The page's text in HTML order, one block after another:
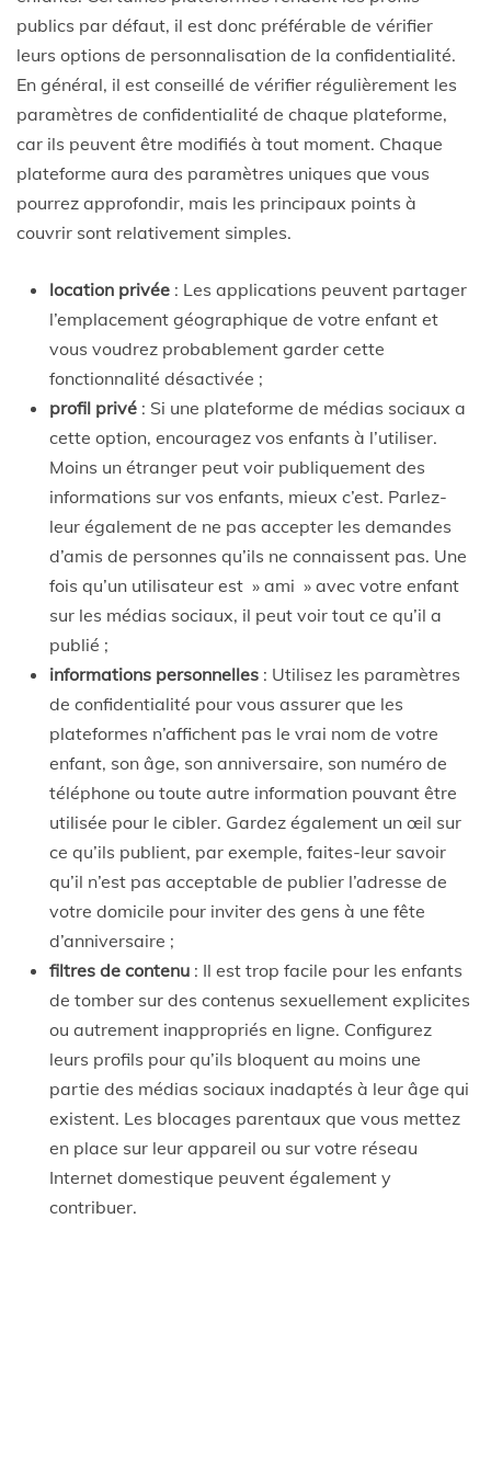
publics par défaut, il est donc préférable de vérifier
leurs options de personnalisation de la confidentialité.
En général, il est conseillé de vérifier régulièrement les
paramètres de confidentialité de chaque plateforme,
car ils peuvent être modifiés à tout moment. Chaque
plateforme aura des paramètres uniques que vous
pourrez approfondir, mais les principaux points à
couvrir sont relativement simples.
location privée : Les applications peuvent partager
l’emplacement géographique de votre enfant et
vous voudrez probablement garder cette
fonctionnalité désactivée ;
profil privé : Si une plateforme de médias sociaux a
cette option, encouragez vos enfants à l’utiliser.
Moins un étranger peut voir publiquement des
informations sur vos enfants, mieux c’est. Parlez-
leur également de ne pas accepter les demandes
d’amis de personnes qu’ils ne connaissent pas. Une
fois qu’un utilisateur est » ami » avec votre enfant
sur les médias sociaux, il peut voir tout ce qu’il a
publié ;
informations personnelles : Utilisez les paramètres
de confidentialité pour vous assurer que les
plateformes n’affichent pas le vrai nom de votre
enfant, son âge, son anniversaire, son numéro de
téléphone ou toute autre information pouvant être
utilisée pour le cibler. Gardez également un œil sur
ce qu’ils publient, par exemple, faites-leur savoir
qu’il n’est pas acceptable de publier l’adresse de
votre domicile pour inviter des gens à une fête
d’anniversaire ;
filtres de contenu : Il est trop facile pour les enfants
de tomber sur des contenus sexuellement explicites
ou autrement inappropriés en ligne. Configurez
leurs profils pour qu’ils bloquent au moins une
partie des médias sociaux inadaptés à leur âge qui
existent. Les blocages parentaux que vous mettez
en place sur leur appareil ou sur votre réseau
Internet domestique peuvent également y
contribuer.